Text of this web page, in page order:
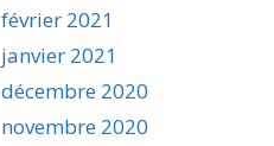
février 2021
janvier 2021
décembre 2020
novembre 2020